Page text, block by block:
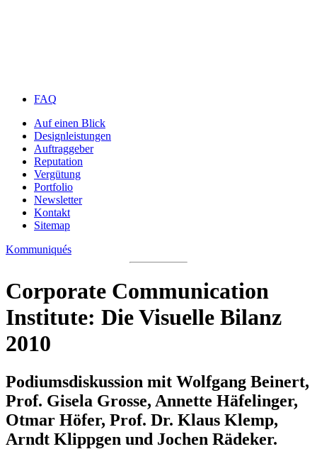
FAQ
Auf einen Blick
Designleistungen
Auftraggeber
Reputation
Vergütung
Portfolio
Newsletter
Kontakt
Sitemap
Kommuniqués
Corporate Communication
Institute: Die Visuelle Bilanz
2010
Podiumsdiskussion mit Wolfgang Beinert,
Prof. Gisela Grosse, Annette Häfelinger,
Otmar Höfer, Prof. Dr. Klaus Klemp,
Arndt Klippgen und Jochen Rädeker.